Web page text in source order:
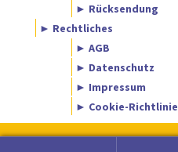
► Rücksendung
► Rechtliches
► AGB
► Datenschutz
► Impressum
► Cookie-Richtlinie